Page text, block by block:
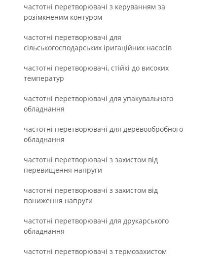
частотні перетворювачі з керуванням за
розімкненим контуром
частотні перетворювачі для
сільськогосподарських іригаційних насосів
частотні перетворювачі, стійкі до високих
температур
частотні перетворювачі для упакувального
обладнання
частотні перетворювачі для деревообробного
обладнання
частотні перетворювачі з захистом від
перевищення напруги
частотні перетворювачі з захистом від
пониження напруги
частотні перетворювачі для друкарського
обладнання
частотні перетворювачі з термозахистом